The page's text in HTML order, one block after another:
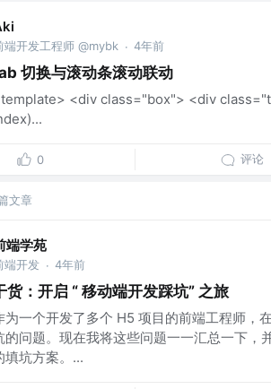
端开发工程师 @mybk · 4年前
切换与滚动条滚动联动
<div class="box"> <div
0 评论
文章
端学苑
端开发 · 4年前
货：开启 “ 移动端开发踩坑” 之旅
为一个开发了多个 H5 项目的前端工程师，
的问题。现在我将这些问题一一汇总一下，
填坑方案。...